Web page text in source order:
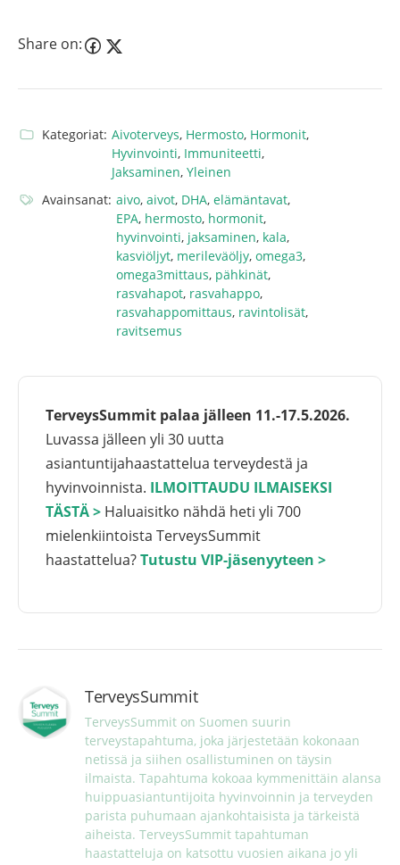
Share on:
Kategoriat: Aivoterveys, Hermosto, Hormonit,
Hyvinvointi, Immuniteetti,
Jaksaminen, Yleinen
Avainsanat: aivo, aivot, DHA, elämäntavat,
EPA, hermosto, hormonit,
hyvinvointi, jaksaminen, kala,
kasviöljyt, merileväöljy, omega3,
omega3mittaus, pähkinät,
rasvahapot, rasvahappo,
rasvahappomittaus, ravintolisät,
ravitsemus
TerveysSummit palaa jälleen 11.-17.5.2026.
Luvassa jälleen yli 30 uutta
asiantuntijahaastattelua terveydestä ja
hyvinvoinnista. ILMOITTAUDU ILMAISEKSI
TÄSTÄ > Haluaisitko nähdä heti yli 700
mielenkiintoista TerveysSummit
haastattelua?Tutustu VIP-jäsenyyteen >
TerveysSummit
TerveysSummit on Suomen suurin
terveystapahtuma, joka järjestetään kokonaan
netissä ja siihen osallistuminen on täysin
ilmaista. Tapahtuma kokoaa kymmenittäin alansa
huippuasiantuntijoita hyvinvoinnin ja terveyden
parista puhumaan ajankohtaisista ja tärkeistä
aiheista. TerveysSummit tapahtuman
haastatteluja on katsottu vuosien aikana jo yli